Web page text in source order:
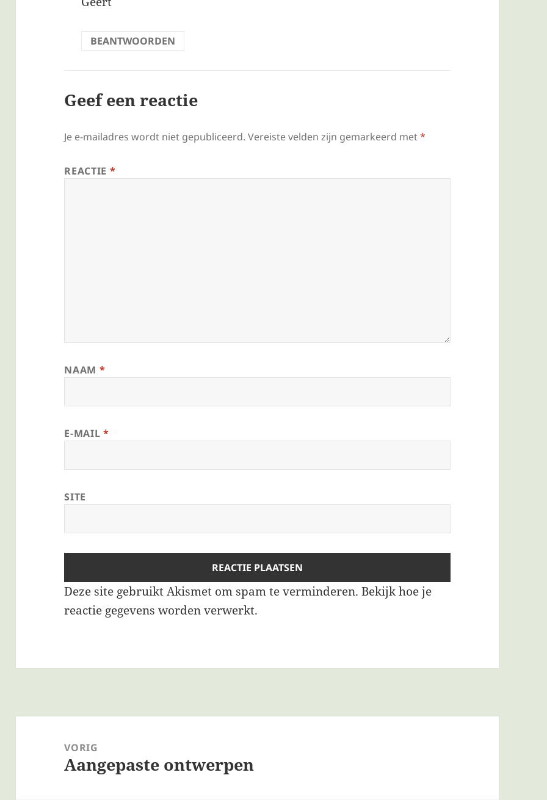
BEANTWOORDEN
Geef een reactie
Je e-mailadres wordt niet gepubliceerd. Vereiste velden zijn gemarkeerd met*
REACTIE *
NAAM *
E-MAIL *
SITE
Deze site gebruikt Akismet om spam te verminderen.Bekijk hoe je
reactie gegevens worden verwerkt.
navigatieVORIG
Vorig
Aangepaste ontwerpen